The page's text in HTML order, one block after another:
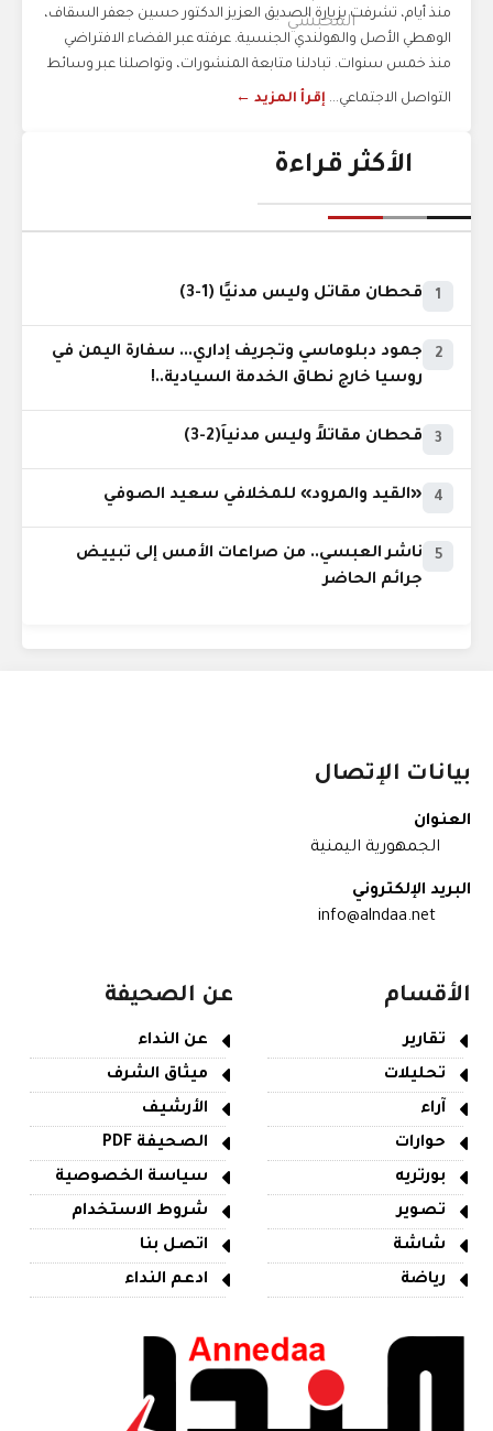
منذ أيام، تشرفت بزيارة الصديق العزيز الدكتور حسين جعفر السقاف،
الوهطي الأصل والهولندي الجنسية. عرفته عبر الفضاء الافتراضي
منذ خمس سنوات. تبادلنا متابعة المنشورات، وتواصلنا عبر وسائط
التواصل الاجتماعي... إقرأ المزيد ←
الأكثر قراءة
1 قحطان مقاتل وليس مدنيًا (1-3)
2
جمود دبلوماسي وتجريف إداري... سفارة اليمن في
روسيا خارج نطاق الخدمة السيادية..!
3 قحطان مقاتلاً وليس مدنياً(2-3)
4 «القيد والمرود» للمخلافي سعيد الصوفي
5
ناشر العبسي.. من صراعات الأمس إلى تبييض
جرائم الحاضر
بيانات الإتصال
العنوان
الجمهورية اليمنية
البريد الإلكتروني
info@alndaa.net
الأقسام
تقارير
تحليلات
آراء
حوارات
بورتريه
تصوير
شاشة
رياضة
عن الصحيفة
عن النداء
ميثاق الشرف
الأرشيف
الصحيفة PDF
سياسة الخصوصية
شروط الاستخدام
اتصل بنا
ادعم النداء